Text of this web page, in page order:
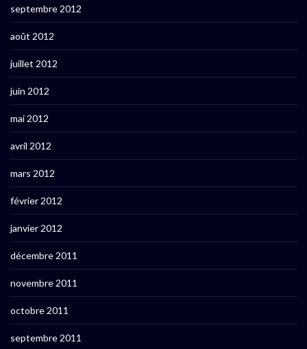
septembre 2012
août 2012
juillet 2012
juin 2012
mai 2012
avril 2012
mars 2012
février 2012
janvier 2012
décembre 2011
novembre 2011
octobre 2011
septembre 2011